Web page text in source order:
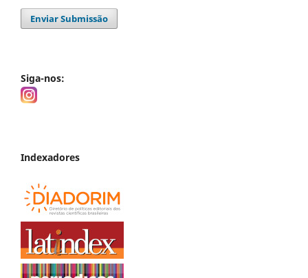
Enviar Submissão
Siga-nos:
Indexadores